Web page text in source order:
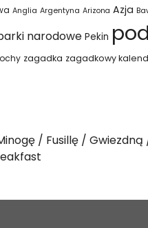
Anglia Argentyna Arizona Azja
narodowe Pekin
zagadka zagadkowy
Fusillę Gwiezdną